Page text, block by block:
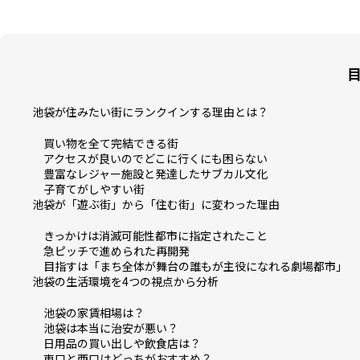
池袋が住みたい街にランクインする理由とは？
買い物を全て完結できる街
アクセスが良いのでどこに行くにも困らない
豊富なレジャー施設と発達したサブカル文化
子育てがしやすい街
池袋が「遊ぶ街」から「住む街」に変わった理由
きっかけは消滅可能性都市に指定されたこと
急ピッチで進められた再開発
目指すは「まち全体が舞台の誰もが主役になれる劇場都市」
池袋の生活環境を4つの視点から分析
池袋の家賃相場は？
池袋は本当に治安が悪い？
日用品の買い出しや飲食店は？